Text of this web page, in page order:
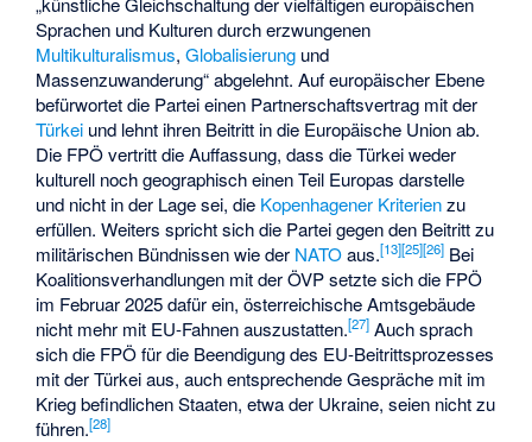
Sprachen und Kulturen durch erzwungenen
Multikulturalismus,Globalisierung und
Massenzuwanderung“ abgelehnt. Auf europäischer Ebene
befürwortet die Partei einen Partnerschaftsvertrag mit der
Türkei und lehnt ihren Beitritt in die Europäische Union ab.
Die FPÖ vertritt die Auffassung, dass die Türkei weder
kulturell noch geographisch einen Teil Europas darstelle
und nicht in der Lage sei, die Kopenhagener Kriterienzu
erfüllen. Weiters spricht sich die Partei gegen den Beitritt zu
militärischen Bündnissen wie der NATOaus.[13][25][26] Bei
Koalitionsverhandlungen mit der ÖVP setzte sich die FPÖ
im Februar 2025 dafür ein, österreichische Amtsgebäude
nicht mehr mit EU-Fahnen auszustatten.[27] Auch sprach
sich die FPÖ für die Beendigung des EU-Beitrittsprozesses
mit der Türkei aus, auch entsprechende Gespräche mit im
Krieg befindlichen Staaten, etwa der Ukraine, seien nicht zu
führen.[28]